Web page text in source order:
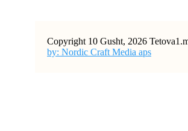
Copyright 10 Gusht, 2026
by: Nordic Craft Media aps